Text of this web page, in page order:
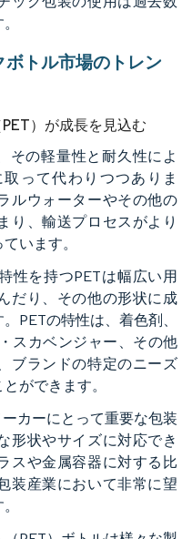
トル市場のトレン
）が成長を見込む
その軽量性と耐久性によ
って代わりつつありま
ルウォーターやその他の
り、輸送プロセスがより
います。
性を持つPETは幅広い用
だり、その他の形状に成
PETの特性は、着色剤、
スカベンジャー、その他
ブランドの特定のニーズ
ができます。
カーにとって重要な包装
形状やサイズに対応でき
スや金属容器に対する比
装産業において非常に望